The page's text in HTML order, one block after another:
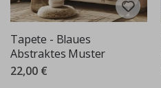
Tapete - Blaues
Abstraktes Muster
22,00 €